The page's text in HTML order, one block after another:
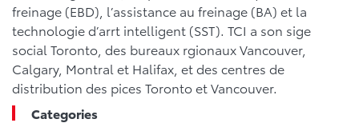
freinage (EBD), l’assistance au freinage (BA) et la
technologie d’arrt intelligent (SST). TCI a son sige
social Toronto, des bureaux rgionaux Vancouver,
Calgary, Montral et Halifax, et des centres de
distribution des pices Toronto et Vancouver.
Categories